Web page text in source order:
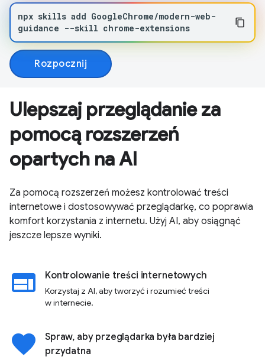
npx skills add GoogleChrome/modern-web-
guidance --skill chrome-extensions
Rozpocznij
Ulepszaj przeglądanie za
pomocą rozszerzeń
opartych na AI
Za pomocą rozszerzeń możesz kontrolować treści
internetowe i dostosowywać przeglądarkę, co poprawia
komfort korzystania z internetu. Użyj AI, aby osiągnąć
jeszcze lepsze wyniki.
web Kontrolowanie treści internetowych
Korzystaj z AI, aby tworzyć i rozumieć treści
w internecie.
favorite
Spraw, aby przeglądarka była bardziej
przydatna